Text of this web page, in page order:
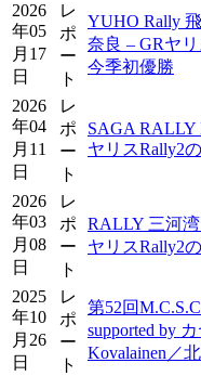
2026
年05
月17
日
レ
ポ
ー
ト
YUHO Rally
奈良 – GRヤ
今季初優勝
2026
年04
月11
日
レ
ポ
ー
ト
SAGA RALLY
ヤリスRally2
2026
年03
月08
日
レ
ポ
ー
ト
RALLY 三河湾
ヤリスRally2
2025
年10
月26
日
レ
ポ
ー
ト
第52回
supported by
Kovalainen／